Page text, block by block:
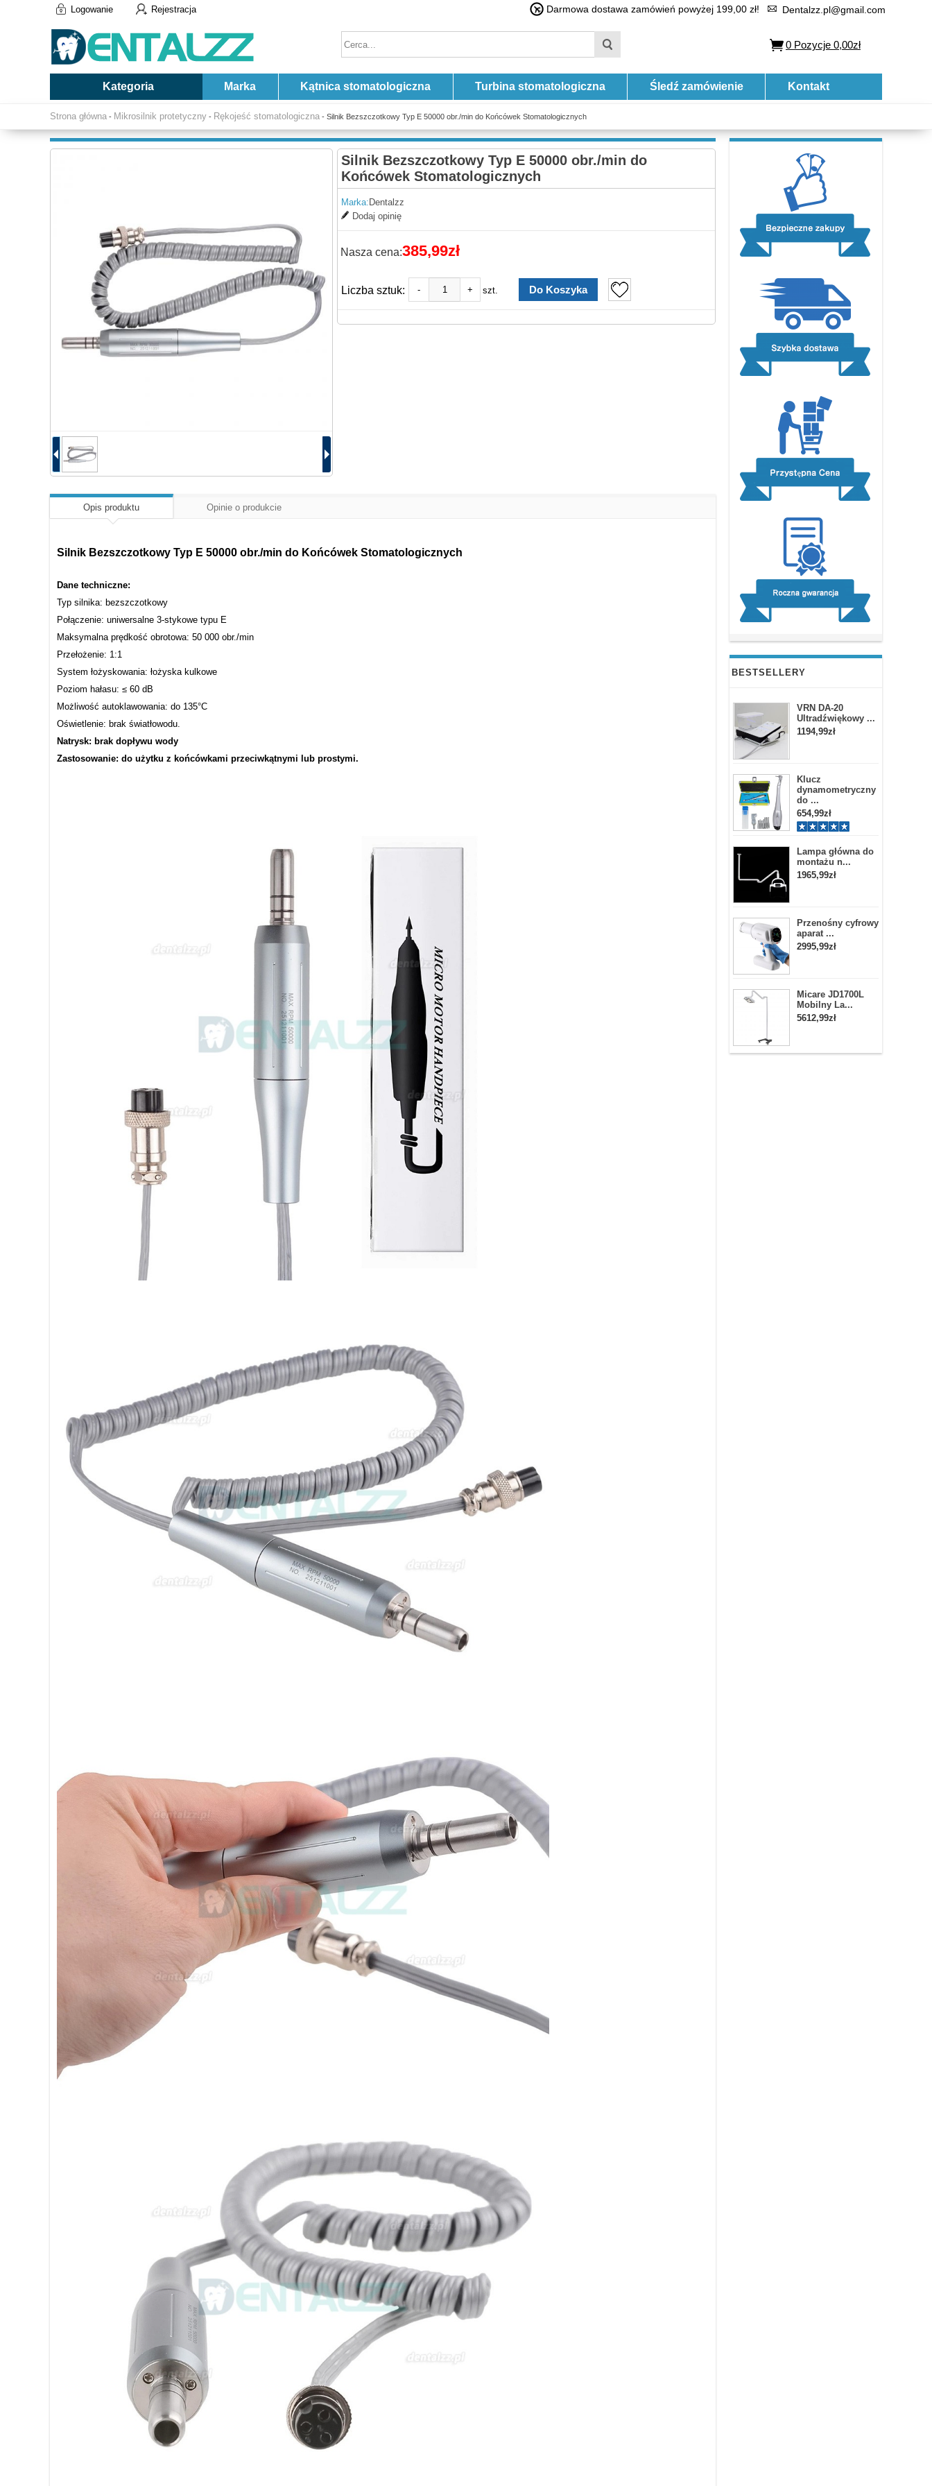
Logowanie Rejestracja Darmowa dostawa zamówień powyżej 199,00 zł! Dentalzz.pl@gmail.com
0 Pozycje 0,00zł
Kategoria Marka Kątnica stomatologiczna Turbina stomatologiczna Śledź zamówienie Kontakt
Strona główna - Mikrosilnik protetyczny - Rękojeść stomatologiczna - Silnik Bezszczotkowy Typ E 50000 obr./min do Końcówek Stomatologicznych
BESTSELLERY
VRN DA-20
Ultradźwiękowy ...
1194,99zł
Klucz
dynamometryczny
do ...
654,99zł
Lampa główna do
montażu n...
1965,99zł
Przenośny cyfrowy
aparat ...
2995,99zł
Micare JD1700L
Mobilny La...
5612,99zł
Silnik Bezszczotkowy Typ E 50000 obr./min do
Końcówek Stomatologicznych
Marka: Dentalzz
Dodaj opinię
Nasza cena:385,99zł
Liczba sztuk: - + szt.
Opis produktu Opinie o produkcie
Silnik Bezszczotkowy Typ E 50000 obr./min do Końcówek Stomatologicznych
Dane techniczne:
Typ silnika: bezszczotkowy
Połączenie: uniwersalne 3-stykowe typu E
Maksymalna prędkość obrotowa: 50 000 obr./min
Przełożenie: 1:1
System łożyskowania: łożyska kulkowe
Poziom hałasu: ≤ 60 dB
Możliwość autoklawowania: do 135°C
Oświetlenie: brak światłowodu.
Natrysk: brak dopływu wody
Zastosowanie: do użytku z końcówkami przeciwkątnymi lub prostymi.